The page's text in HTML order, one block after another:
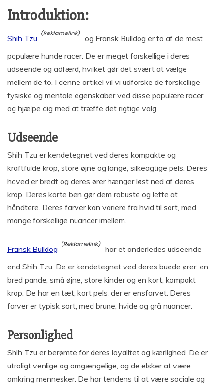
Introduktion:
Shih Tzu
og Fransk Bulldog er to af de mest
populære hunde racer. De er meget forskellige i deres
udseende og adfærd, hvilket gør det svært at vælge
mellem de to. I denne artikel vil vi udforske de forskellige
fysiske og mentale egenskaber ved disse populære racer
og hjælpe dig med at træffe det rigtige valg.
Udseende
Shih Tzu er kendetegnet ved deres kompakte og
kraftfulde krop, store øjne og lange, silkeagtige pels. Deres
hoved er bredt og deres ører hænger løst ned af deres
krop. Deres korte ben gør dem robuste og lette at
håndtere. Deres farver kan variere fra hvid til sort, med
mange forskellige nuancer imellem.
Fransk Bulldog
har et anderledes udseende
end Shih Tzu. De er kendetegnet ved deres buede ører, en
bred pande, små øjne, store kinder og en kort, kompakt
krop. De har en tæt, kort pels, der er ensfarvet. Deres
farver er typisk sort, med brune, hvide og grå nuancer.
Personlighed
Shih Tzu er berømte for deres loyalitet og kærlighed. De er
utroligt venlige og omgængelige, og de elsker at være
omkring mennesker. De har tendens til at være sociale og